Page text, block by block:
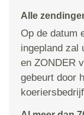
Alle
Op de datum
ingepland zal
en ZONDER
gebeurt door